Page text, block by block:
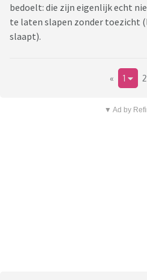
bedoelt: die zijn eigenlijk echt
te laten slapen zonder toezicht
slaapt).
« 1 2
▼ Ad by